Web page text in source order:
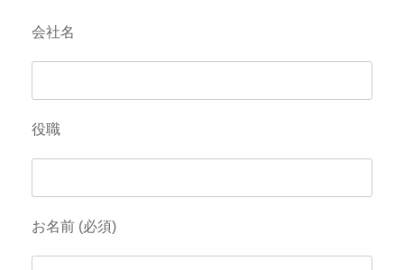
会社名
役職
お名前 (必須)